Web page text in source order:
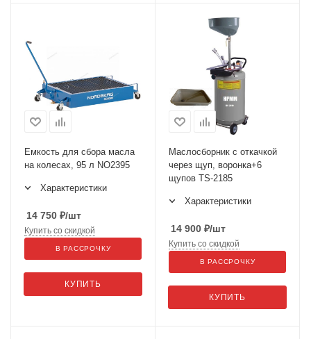
Емкость для сбора масла
на колесах, 95 л NO2395
Характеристики
14 750 ₽/шт
КУПИТЬ
Купить со скидкой
В РАССРОЧКУ
Маслосборник с откачкой
через щуп, воронка+6
щупов TS-2185
Характеристики
14 900 ₽/шт
КУПИТЬ
Купить со скидкой
В РАССРОЧКУ